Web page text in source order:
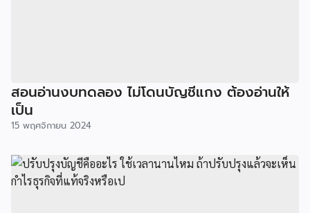
สอนอ่านงบทดลอง ไม่โดนบัญชีแกง ต้องอ่านให้
เป็น
15 พฤศจิกายน 2024